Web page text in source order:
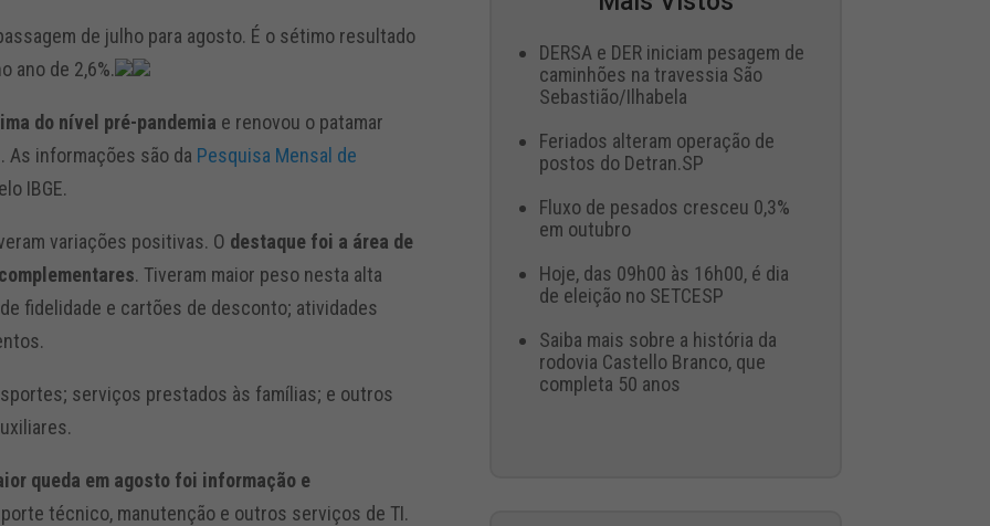
de julho para agosto. É o sétimo resultado
ano de 2,6%.
do nível pré-pandemia e renovou o patamar
As informações são da Pesquisa Mensal de
IBGE.
variações positivas. O destaque foi a área de
. Tiveram maior peso nesta alta
fidelidade e cartões de desconto; atividades
serviços prestados às famílias; e outros
queda em agosto foi informação e
técnico, manutenção e outros serviços de TI.
DERSA e DER iniciam pesagem de
caminhões na travessia São
Sebastião/Ilhabela
Feriados alteram operação de
postos do Detran.SP
Fluxo de pesados cresceu 0,3%
em outubro
Hoje, das 09h00 às 16h00, é dia
de eleição no SETCESP
Saiba mais sobre a história da
rodovia Castello Branco, que
completa 50 anos